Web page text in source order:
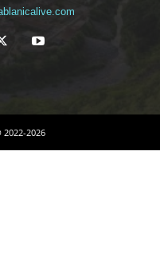
2022-2026